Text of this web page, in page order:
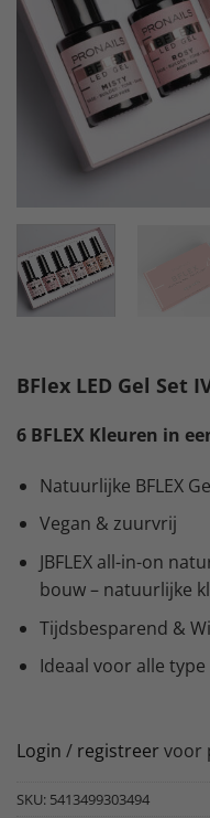
BFlex LED Gel Set
6 BFLEX Kleuren in
Natuurlijke BFLEX
Vegan & zuurvrij
JBFLEX all-in-on
bouw – natuurlijke
Tijdsbesparend &
Ideaal voor alle
Login / registreer voor
SKU: 5413499303494